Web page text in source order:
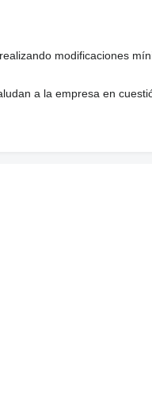
modificaciones
a la empresa en